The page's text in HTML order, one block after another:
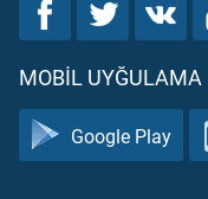
MOBIL UYĞULAMA
Google Play